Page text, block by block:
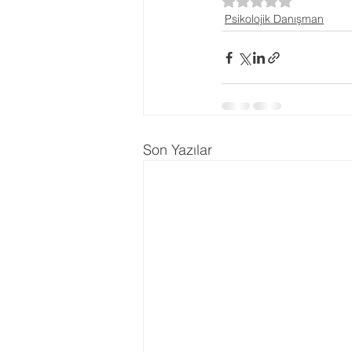
Ergenlik Danışmanlığı PDR
Evlilik Terapisi
Psikolojik Danışman
Son Yazılar